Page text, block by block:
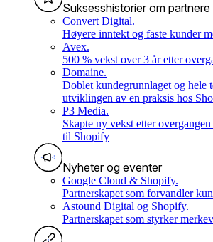
Suksesshistorier om partnere
Convert Digital.
Høyere inntekt og faste kunder
Avex.
500 % vekst over 3 år etter
Domaine.
Doblet kundegrunnlaget og hele
utviklingen av en praksis hos
P3 Media.
Skapte ny vekst etter
til Shopify
Nyheter og eventer
Google Cloud & Shopify.
Partnerskapet som forvandler
Astound Digital og Shopify.
Partnerskapet som styrker